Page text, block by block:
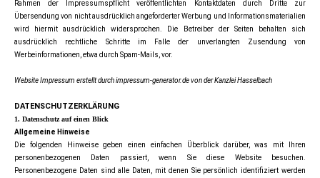
Rahmen der Impressumspflicht veröffentlichten Kontaktdaten durch Dritte zur
Übersendung von nicht ausdrücklich angeforderter Werbung und Informationsmaterialien
wird hiermit ausdrücklich widersprochen. Die Betreiber der Seiten behalten sich
ausdrücklich rechtliche Schritte im Falle der unverlangten Zusendung von
Werbeinformationen, etwa durch Spam-Mails, vor.
Website Impressum erstellt durch impressum-generator.de von der Kanzlei Hasselbach
DATENSCHUTZERKLÄRUNG
1. Datenschutz auf einen Blick
Allgemeine Hinweise
Die folgenden Hinweise geben einen einfachen Überblick darüber, was mit Ihren
personenbezogenen Daten passiert, wenn Sie diese Website besuchen.
Personenbezogene Daten sind alle Daten, mit denen Sie persönlich identifiziert werden